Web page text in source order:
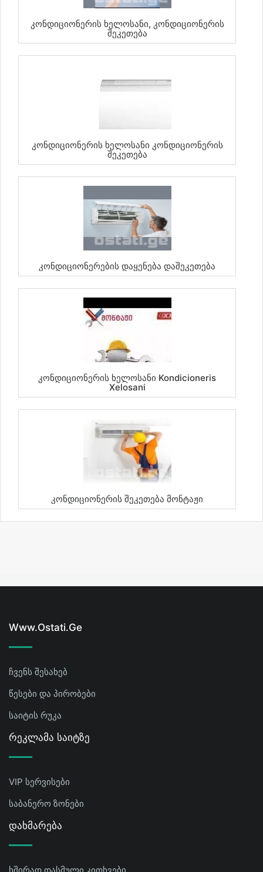
Კონდიციონერის Ხელოსანი, Კონდიციონერის
Შეკეთება
Კონდიციონერის Ხელოსანი Კონდიციონერის
Შეკეთება
Კონდიციონერების Დაყენება Დაშეკეთება
Კონდიციონერის Ხელოსანი Kondicioneris
Xelosani
Კონდიციონერის Შეკეთება Მონტაჟი
Www.ostati.ge
ჩვენს შესახებ
წესები და პირობები
საიტის რუკა
Რეკლამა Საიტზე
VIP სერვისები
საბანერო ზონები
Დახმარება
ხშირად დასმული კითხვები